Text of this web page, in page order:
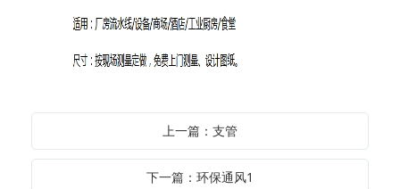
上一篇：支管
下一篇：环保通风1